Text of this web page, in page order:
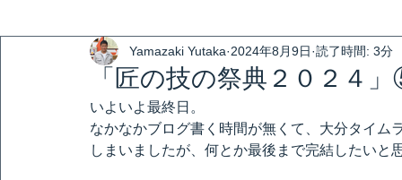
「匠の技の祭典２０２４
Yamazaki Yutaka 2024年8月9日 読了時間: 3分
いよいよ最終日。
なかなかブログ書く時間が無くて、大分タイム
しまいましたが、何とか最後まで完結したいと